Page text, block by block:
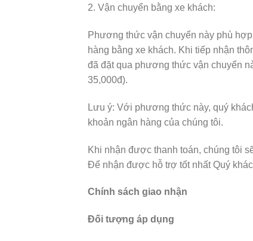
2. Vận chuyển bằng xe khách:
Phương thức vận chuyển này phù
hàng bằng xe khách. Khi tiếp nhận
đã đặt qua phương thức vận chuyển
35,000đ).
Lưu ý: Với phương thức này, quý
khoản ngân hàng của chúng tôi.
Khi nhận được thanh toán, chúng tôi
Để nhận được hỗ trợ tốt nhất Quý
Chính sách giao nhận
Đối tượng áp dụng